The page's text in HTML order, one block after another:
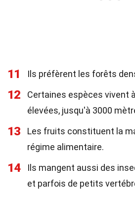
11 Ils préfèrent les forêts
12
Certaines espèces vivent
élevées, jusqu'à 3000
13
Les fruits constituent la
régime alimentaire.
14 Ils mangent aussi des
et parfois de petits